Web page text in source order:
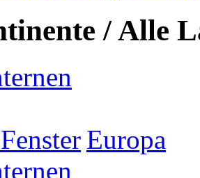
/ Alle
Europa